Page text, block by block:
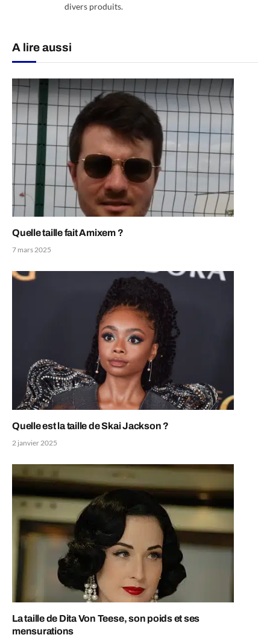
divers produits.
A lire aussi
Quelle taille fait Amixem ?
7 mars 2025
Quelle est la taille de Skai Jackson ?
2 janvier 2025
La taille de Dita Von Teese, son poids et ses
mensurations